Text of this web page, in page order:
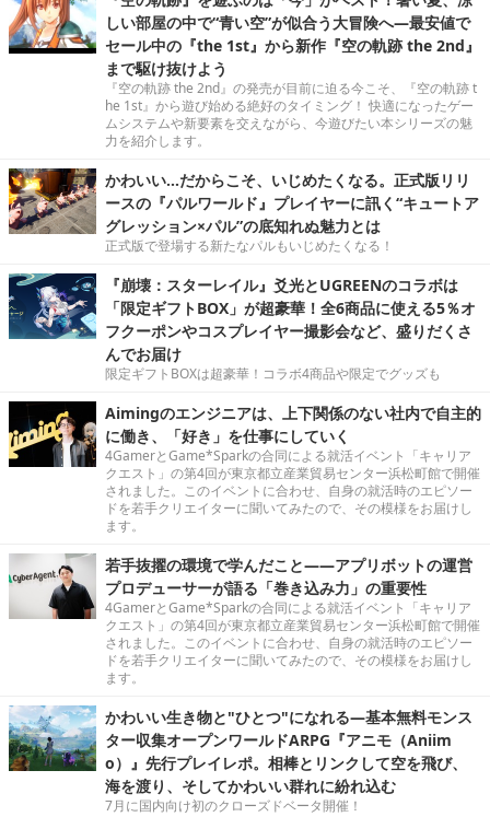
しい部屋の中で“青い空”が似合う大冒険へ―最安値で
セール中の『the 1st』から新作『空の軌跡 the 2nd』
まで駆け抜けよう
『空の軌跡 the 2nd』の発売が目前に迫る今こそ、『空の軌跡 t
he 1st』から遊び始める絶好のタイミング！ 快適になったゲー
ムシステムや新要素を交えながら、今遊びたい本シリーズの魅
力を紹介します。
かわいい…だからこそ、いじめたくなる。正式版リリ
ースの『パルワールド』プレイヤーに訊く“キュートア
グレッション×パル”の底知れぬ魅力とは
正式版で登場する新たなパルもいじめたくなる！
『崩壊：スターレイル』爻光とUGREENのコラボは
「限定ギフトBOX」が超豪華！全6商品に使える5％オ
フクーポンやコスプレイヤー撮影会など、盛りだくさ
んでお届け
限定ギフトBOXは超豪華！コラボ4商品や限定でグッズも
Aimingのエンジニアは、上下関係のない社内で自主的
に働き、「好き」を仕事にしていく
4GamerとGame*Sparkの合同による就活イベント「キャリア
クエスト」の第4回が東京都立産業貿易センター浜松町館で開催
されました。このイベントに合わせ、自身の就活時のエピソー
ドを若手クリエイターに聞いてみたので、その模様をお届けし
ます。
若手抜擢の環境で学んだこと――アプリボットの運営
プロデューサーが語る「巻き込み力」の重要性
4GamerとGame*Sparkの合同による就活イベント「キャリア
クエスト」の第4回が東京都立産業貿易センター浜松町館で開催
されました。このイベントに合わせ、自身の就活時のエピソー
ドを若手クリエイターに聞いてみたので、その模様をお届けし
ます。
かわいい生き物と"ひとつ"になれる―基本無料モンス
ター収集オープンワールドARPG『アニモ（Aniim
o）』先行プレイレポ。相棒とリンクして空を飛び、
海を渡り、そしてかわいい群れに紛れ込む
7月に国内向け初のクローズドベータ開催！